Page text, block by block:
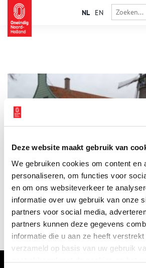
Deze website maakt gebruik van
We gebruiken cookies om content en
personaliseren, om functies voor
en om ons websiteverkeer te
informatie over uw gebruik van onze
partners voor social media,
partners kunnen deze gegevens
informatie die u aan ze heeft
verzameld op basis van uw gebruik
NL EN
De schuur naast ‘De Paauw’ is een
Ernaast staat een juweeltje: de enige
ter wereld. Vrijwilligers blazen hier een
leven in.